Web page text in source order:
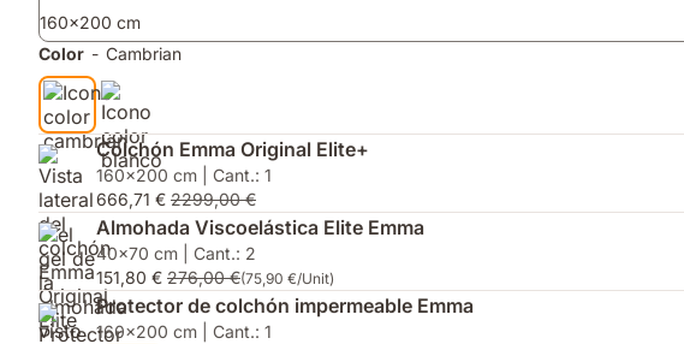
almacenaje
y
apertura
sin
esfuerzo.
AirGrid
para
aliviar
la
presión
y
funda
hipoalergénica¹
AirGrid®
y
el
Protector
de
Colchón
Impermeable
GRATIS
valorado
hasta
159,90€.
160x200 cm
Color - Cambrian
Colchón Emma Original Elite+
160x200 cm | Cant.: 1
666,71 € 2299,00 €
Almohada Viscoelástica Elite Emma
40x70 cm | Cant.: 2
151,80 € 276,00 €(75,90 €/Unit)
Protector de colchón impermeable Emma
160x200 cm | Cant.: 1